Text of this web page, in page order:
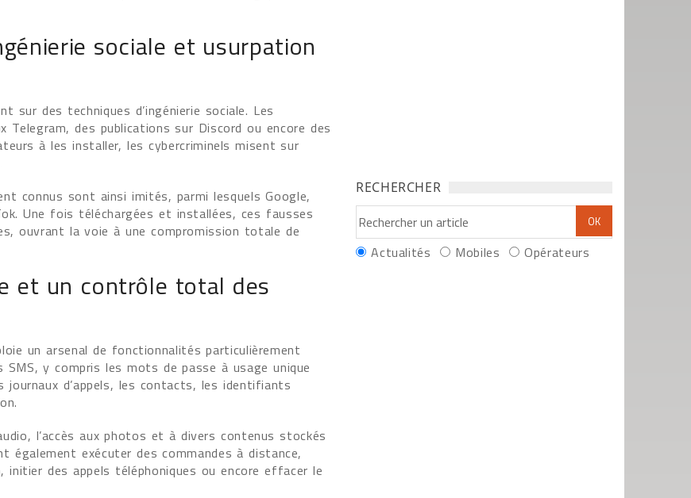
sociale et usurpation
sur des techniques d’ingénierie sociale. Les
des publications sur Discord ou encore des
à les installer, les cybercriminels misent sur
connus sont ainsi imités, parmi lesquels Google,
Une fois téléchargées et installées, ces fausses
ouvrant la voie à une compromission totale de
et un contrôle total des
un arsenal de fonctionnalités particulièrement
y compris les mots de passe à usage unique
d’appels, les contacts, les identifiants
l’accès aux photos et à divers contenus stockés
également exécuter des commandes à distance,
des appels téléphoniques ou encore effacer le
RECHERCHER
Actualités Mobiles Opérateurs